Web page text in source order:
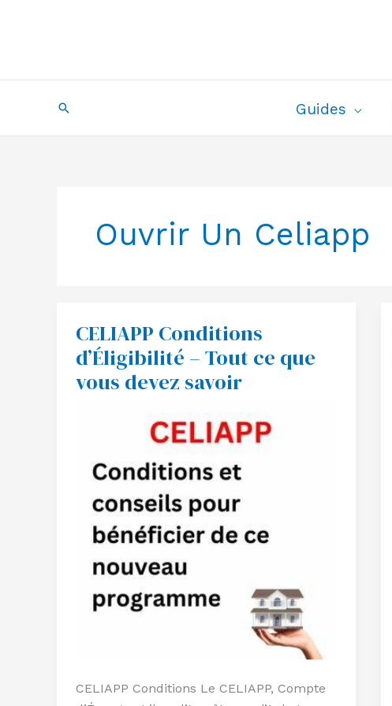
Recherche Guides
Ouvrir Un Celiapp
CELIAPP Conditions
d’Éligibilité – Tout ce que
vous devez savoir
CELIAPP Conditions Le CELIAPP, Compte
CELIAPP
Conditions
d’Éligibilité
–
Tout
ce